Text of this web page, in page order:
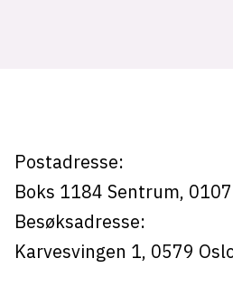
kode24
Postadresse:
Boks 1184 Sentrum, 0107
Besøksadresse:
Karvesvingen 1, 0579